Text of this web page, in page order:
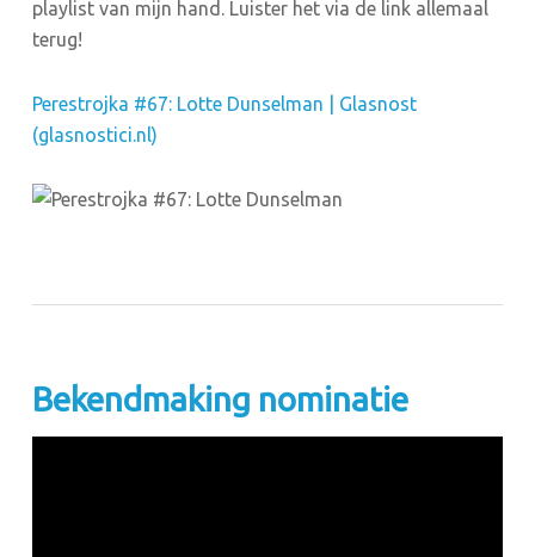
playlist van mijn hand. ⁣Luister het via de link allemaal
terug!
Perestrojka #67: Lotte Dunselman | Glasnost
(glasnostici.nl)
Bekendmaking nominatie